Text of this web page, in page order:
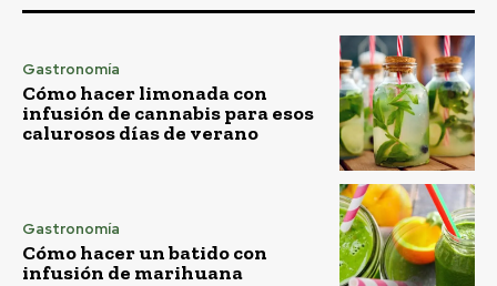
Gastronomía
Cómo hacer limonada con
infusión de cannabis para esos
calurosos días de verano
Gastronomía
Cómo hacer un batido con
infusión de marihuana